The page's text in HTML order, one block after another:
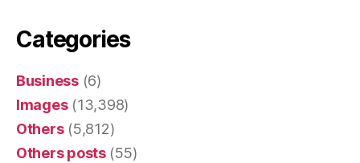
Categories
Business(6)
Images(13,398)
Others(5,812)
Others posts(55)